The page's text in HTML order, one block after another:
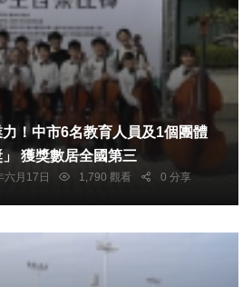
！中市6名教育人員及1個團體
獲獎數居全國第三
六月17日 1,790 觀看 0 分享